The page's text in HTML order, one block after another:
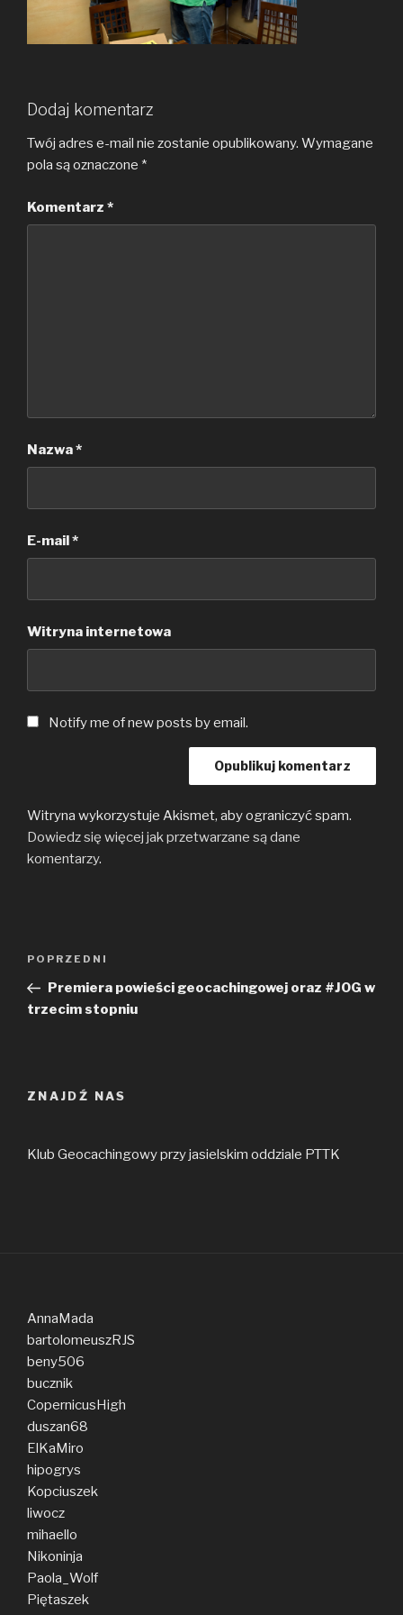
Dodaj komentarz
Twój adres e-mail nie zostanie opublikowany. Wymagane
pola są oznaczone *
Komentarz *
Nazwa*
E-mail*
Witryna internetowa
Notify me of new posts by email.
Witryna wykorzystuje Akismet, aby ograniczyć spam.
Dowiedz się więcej jak przetwarzane są dane
komentarzy.
Poprzedni
wpis
POPRZEDNI
Premiera powieści geocachingowej oraz #JOG w
trzecim stopniu
ZNAJDŹ NAS
Klub Geocachingowy przy jasielskim oddziale PTTK
AnnaMada
bartolomeuszRJS
beny506
bucznik
CopernicusHigh
duszan68
ElKaMiro
hipogrys
Kopciuszek
liwocz
mihaello
Nikoninja
Paola_Wolf
Piętaszek